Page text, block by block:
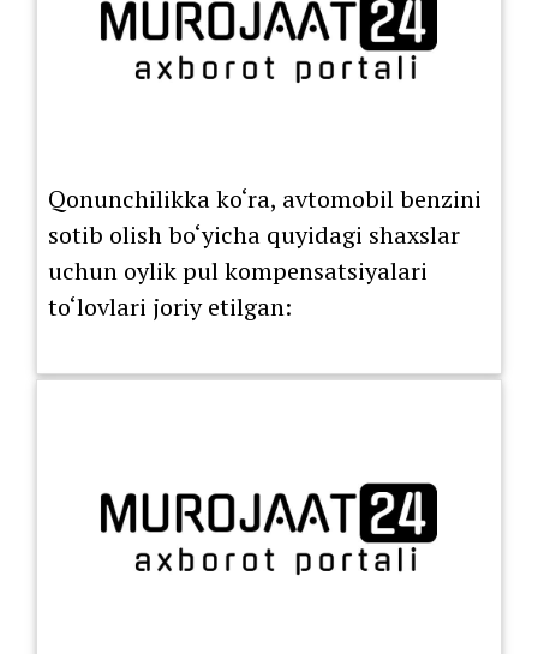
Qonunchilikka ko‘ra, avtomobil benzini
sotib olish bo‘yicha quyidagi shaxslar
uchun oylik pul kompensatsiyalari
to‘lovlari joriy etilgan: